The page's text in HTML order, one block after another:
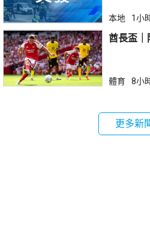
本地 1小
酋長盃｜
體育 8小
更多新